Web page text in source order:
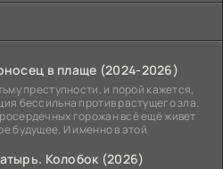
в плаще (2024-2026)
преступности, и порой кажется,
бессильна против растущего зла.
горожан всё ещё живет
будущее. И именно в этой
Колобок (2026)